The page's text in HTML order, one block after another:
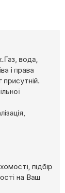
вода,
і права
підбір
на Ваш